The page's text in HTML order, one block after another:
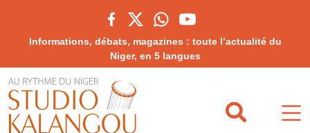
Informations, débats, magazines : toute l’actualité du
Niger, en 5 langues